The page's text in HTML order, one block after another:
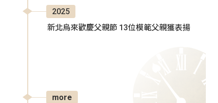
2025
新北烏來歡慶父親節 13位模範父親獲表揚
more